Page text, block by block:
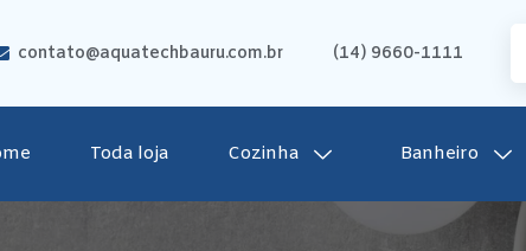
contato@aquatechbauru.com.br (14) 9660-1111
Toda loja Cozinha Banheiro